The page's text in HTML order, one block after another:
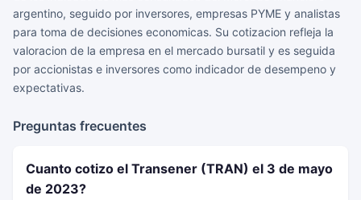
argentino, seguido por inversores, empresas PYME y analistas
para toma de decisiones economicas. Su cotizacion refleja la
valoracion de la empresa en el mercado bursatil y es seguida
por accionistas e inversores como indicador de desempeno y
expectativas.
Preguntas frecuentes
Cuanto cotizo el Transener (TRAN) el 3 de mayo
de 2023?